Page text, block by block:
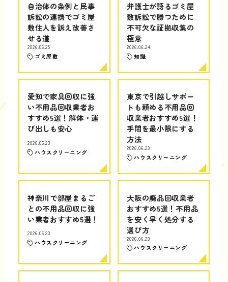
自治体の条例と民事
訴訟の連携でゴミ屋
敷住人を訴え改善さ
せる道
2026.06.25
ゴミ屋敷
弁護士が語るゴミ屋
敷訴訟で勝つために
不可欠な証拠収集の
極意
2026.06.24
知識
愛知で家具回収に強
い不用品回収業者お
すすめ5選！解体・運
び出しも安心
2026.06.23
ハウスクリーニング
東京で引越しサポー
トも頼める不用品回
収業者おすすめ5選！
手間を最小限にする
方法
2026.06.23
ハウスクリーニング
神奈川で部屋まるご
との不用品回収に強
い業者おすすめ5選！
2026.06.23
ハウスクリーニング
大阪の廃品回収業者
おすすめ5選！不用品
を安く早く処分する
選び方
2026.06.23
ハウスクリーニング